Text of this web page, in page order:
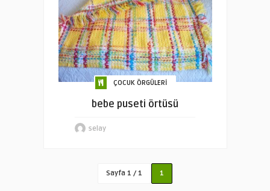
ÇOCUK ÖRGÜLERİ
bebe puseti örtüsü
selay
Sayfa 1 / 1 1